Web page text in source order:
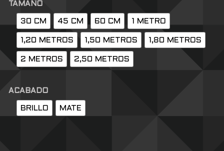
TAMAÑO
30 CM 45 CM 60 CM 1 METRO
1,20 METROS 1,50 METROS 1,80 METROS
2 METROS 2,50 METROS
ACABADO
BRILLO MATE